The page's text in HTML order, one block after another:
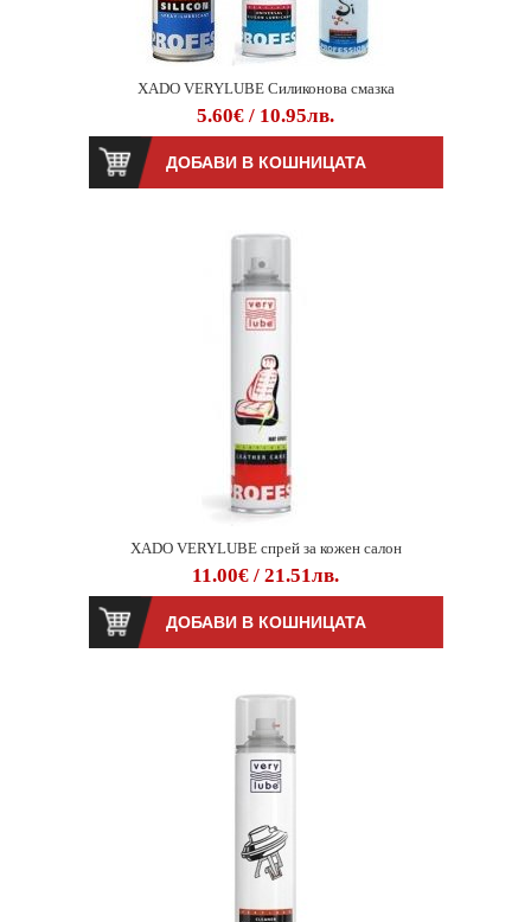
XADO VERYLUBE Силиконова смазка
5.60€ / 10.95лв.
XADO VERYLUBE спрей за кожен салон
11.00€ / 21.51лв.